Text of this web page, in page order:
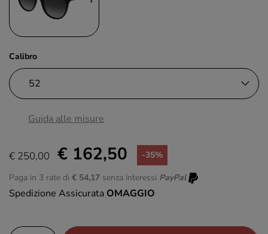
Calibro
Guida alle misure
€ 250,00 € 162,50 -35%
Paga in 3 rate di € 54,17 senza interessi PayPal
Spedizione Assicurata OMAGGIO